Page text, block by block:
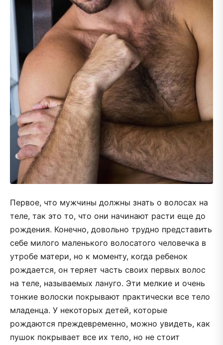
Первое, что мужчины должны знать о волосах на
теле, так это то, что они начинают расти еще до
рождения. Конечно, довольно трудно представить
себе милого маленького волосатого человечка в
утробе матери, но к моменту, когда ребенок
рождается, он теряет часть своих первых волос
на теле, называемых лануго. Эти мелкие и очень
тонкие волоски покрывают практически все тело
младенца. У некоторых детей, которые
рождаются преждевременно, можно увидеть, как
пушок покрывает все их тело, но не стоит